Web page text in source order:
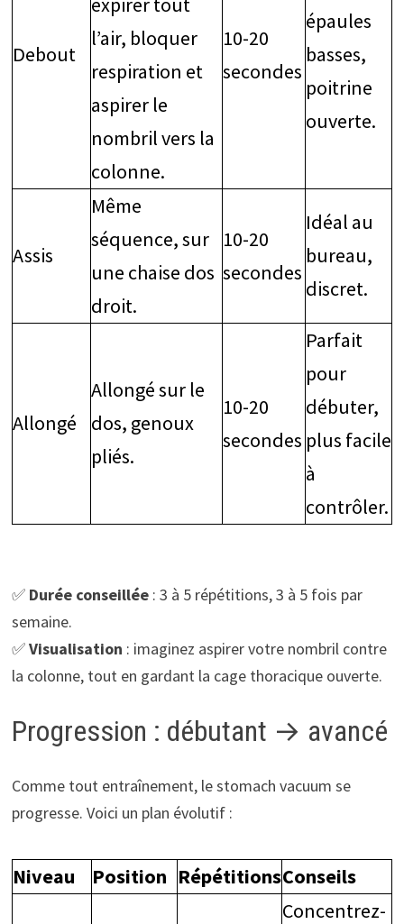
Debout
l’air, bloquer
respiration et
aspirer le
nombril vers la
colonne.
10-20
secondes
épaules
basses,
poitrine
ouverte.
Assis
Même
séquence, sur
une chaise dos
droit.
10-20
secondes
Idéal au
bureau,
discret.
Allongé
Allongé sur le
dos, genoux
pliés.
10-20
secondes
Parfait
pour
débuter,
plus facile
à
contrôler.
✅ Durée conseillée: 3 à 5 répétitions, 3 à 5 fois par
semaine.
✅Visualisation : imaginez aspirer votre nombril contre
la colonne, tout en gardant la cage thoracique ouverte.
Progression : débutant → avancé
Comme tout entraînement, le stomach vacuum se
progresse. Voici un plan évolutif :
Niveau Position RépétitionsConseils
Concentrez-